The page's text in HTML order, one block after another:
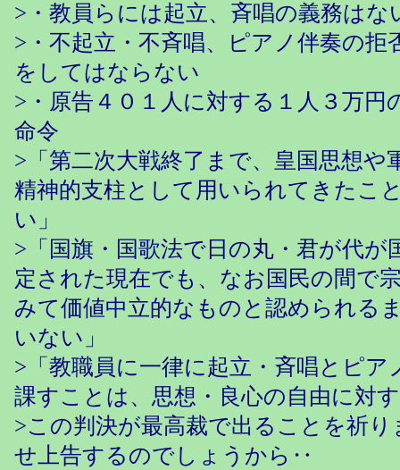
>・教員らには起立、斉唱の義務はな
>・不起立・不斉唱、ピアノ伴奏の拒
をしてはならない
>・原告４０１人に対する１人３万円
命令
>「第二次大戦終了まで、皇国思想や
精神的支柱として用いられてきたこ
い」
>「国旗・国歌法で日の丸・君が代が
定された現在でも、なお国民の間で
みて価値中立的なものと認められる
いない」
>「教職員に一律に起立・斉唱とピア
課すことは、思想・良心の自由に対
>この判決が最高裁で出ることを祈
せ上告するのでしょうから‥